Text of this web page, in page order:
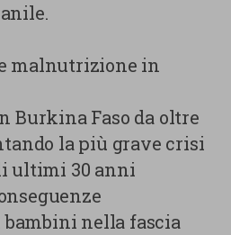
malnutrizione in
Burkina Faso da oltre
la più grave crisi
ultimi 30 anni
nella fascia